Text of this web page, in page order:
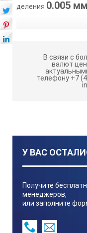
деления 0.005 мм
В связи с
валют
телефону +7
У ВАС
Получите
менеджеров,
или заполните